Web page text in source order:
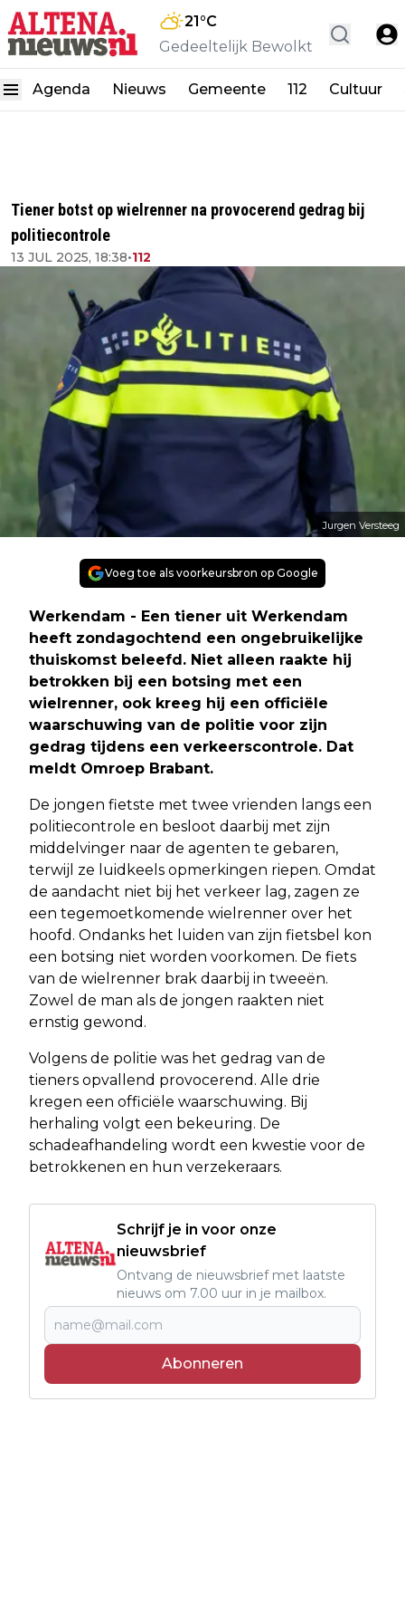
21°C
Gedeeltelijk Bewolkt
Agenda Nieuws Gemeente 112 Cultuur
Tiener botst op wielrenner na provocerend gedrag bij
politiecontrole
13 JUL 2025, 18:38•112
Jurgen Versteeg
Voeg toe als voorkeursbron op Google
Werkendam - Een tiener uit Werkendam
heeft zondagochtend een ongebruikelijke
thuiskomst beleefd. Niet alleen raakte hij
betrokken bij een botsing met een
wielrenner, ook kreeg hij een officiële
waarschuwing van de politie voor zijn
gedrag tijdens een verkeerscontrole. Dat
meldt Omroep Brabant.
De jongen fietste met twee vrienden langs een
politiecontrole en besloot daarbij met zijn
middelvinger naar de agenten te gebaren,
terwijl ze luidkeels opmerkingen riepen. Omdat
de aandacht niet bij het verkeer lag, zagen ze
een tegemoetkomende wielrenner over het
hoofd. Ondanks het luiden van zijn fietsbel kon
een botsing niet worden voorkomen. De fiets
van de wielrenner brak daarbij in tweeën.
Zowel de man als de jongen raakten niet
ernstig gewond.
Volgens de politie was het gedrag van de
tieners opvallend provocerend. Alle drie
kregen een officiële waarschuwing. Bij
herhaling volgt een bekeuring. De
schadeafhandeling wordt een kwestie voor de
betrokkenen en hun verzekeraars.
Schrijf je in voor onze
nieuwsbrief
Ontvang de nieuwsbrief met laatste
nieuws om 7.00 uur in je mailbox.
Abonneren